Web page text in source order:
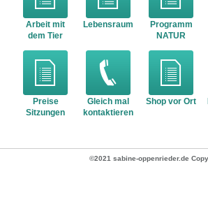
Arbeit mit
dem Tier
Lebensraum
Programm
NATUR
Preise
Sitzungen
Gleich mal
kontaktieren
Shop vor Ort
©2021 sabine-oppenrieder.de